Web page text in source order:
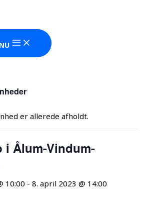
er allerede afholdt.
i Ålum-Vindum-
10:00 -8. april 2023 @ 14:00